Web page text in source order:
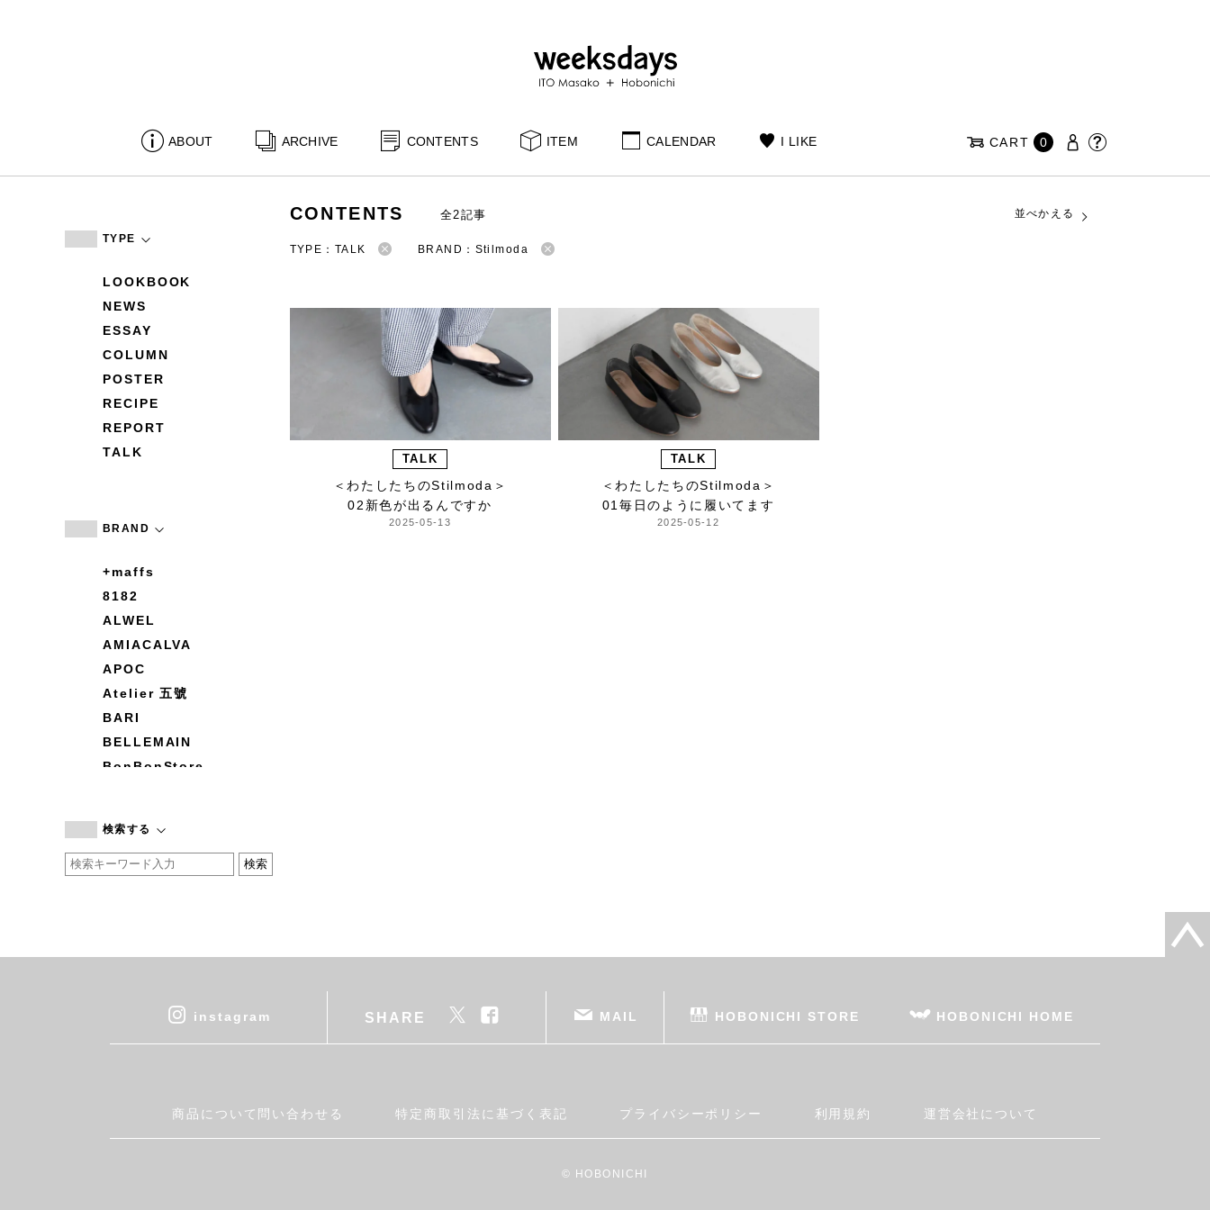
ABOUT ARCHIVE CONTENTS ITEM CALENDAR I LIKE CART 0
TYPE
LOOKBOOK
NEWS
ESSAY
COLUMN
POSTER
RECIPE
REPORT
TALK
BRAND
+maffs
8182
ALWEL
AMIACALVA
APOC
Atelier 五號
BARI
BELLEMAIN
BonBonStore
by basics
CATWORTH
cohan
DEAN & DELUCA
Fatima Morocco
検索する
CONTENTS 全2記事 並べかえる
TYPE：TALK BRAND：Stilmoda
TALK
＜わたしたちのStilmoda＞
02新色が出るんですか
2025-05-13
TALK
＜わたしたちのStilmoda＞
01毎日のように履いてます
2025-05-12
instagram SHARE MAIL HOBONICHI STORE HOBONICHI HOME
商品について問い合わせる 特定商取引法に基づく表記 プライバシーポリシー 利用規約 運営会社について
© HOBONICHI